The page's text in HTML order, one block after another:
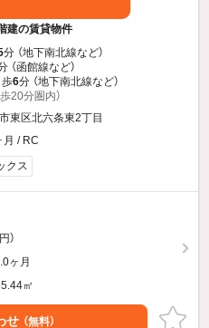
建の賃貸物件
分 （地下南北線など）
（函館線など）
歩6分 （地下南北線など）
20分圏内）
東区北六条東2丁目
月 / RC
クス
）
ヶ月
㎡
せ （無料）